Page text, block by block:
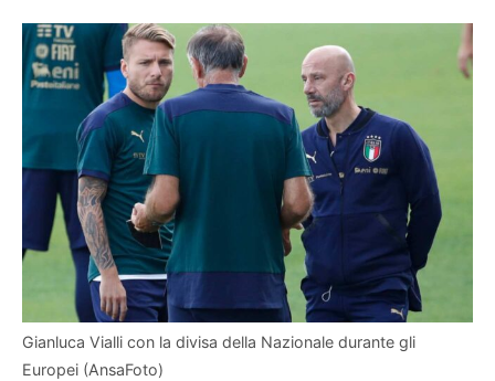
Gianluca Vialli con la divisa della Nazionale durante gli
Europei (AnsaFoto)